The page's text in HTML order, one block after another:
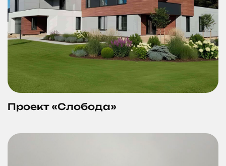
Проект «Слобода»